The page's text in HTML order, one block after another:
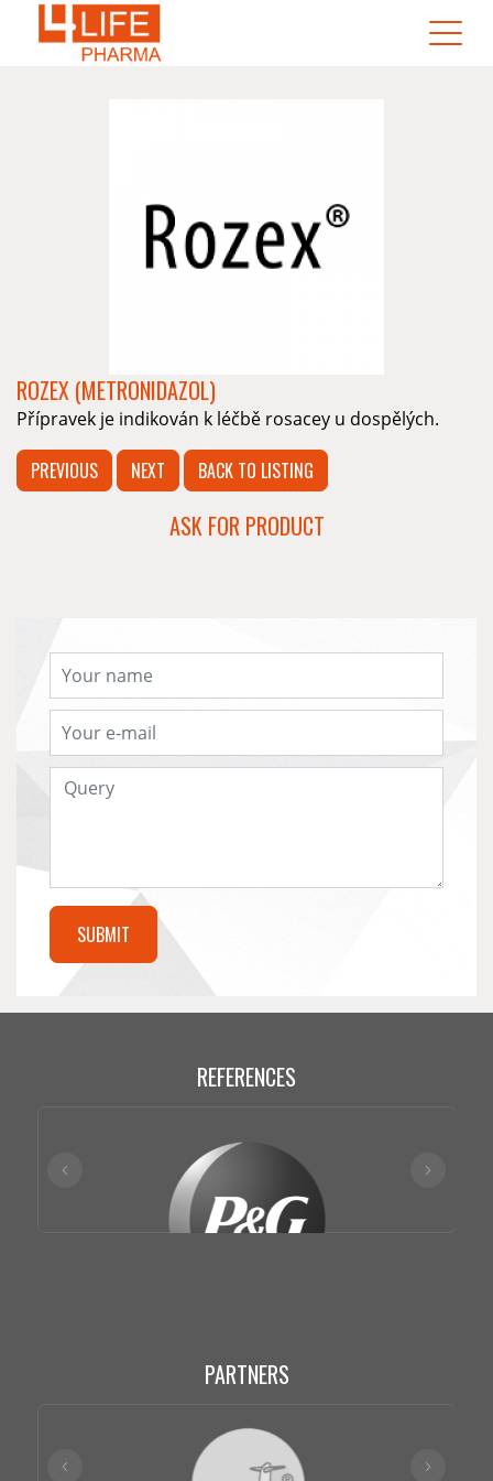
ROZEX (METRONIDAZOL)
Přípravek je indikován k léčbě rosacey u dospělých.
PREVIOUS NEXT BACK TO LISTING
ASK FOR PRODUCT
REFERENCES
PARTNERS